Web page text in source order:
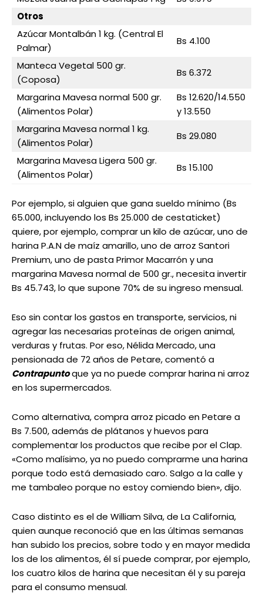
Otros
Azúcar Montalbán 1 kg. (Central El
Palmar)
Bs 4.100
Manteca Vegetal 500 gr.
(Coposa)
Bs 6.372
Margarina Mavesa normal 500 gr.
(Alimentos Polar)
Bs 12.620/14.550
y 13.550
Margarina Mavesa normal 1 kg.
(Alimentos Polar)
Bs 29.080
Margarina Mavesa Ligera 500 gr.
(Alimentos Polar)
Bs 15.100
Por ejemplo, si alguien que gana sueldo mínimo (Bs
65.000, incluyendo los Bs 25.000 de cestaticket)
quiere, por ejemplo, comprar un kilo de azúcar, uno de
harina P.A.N de maíz amarillo, uno de arroz Santori
Premium, uno de pasta Primor Macarrón y una
margarina Mavesa normal de 500 gr., necesita invertir
Bs 45.743, lo que supone 70% de su ingreso mensual.
Eso sin contar los gastos en transporte, servicios, ni
agregar las necesarias proteínas de origen animal,
verduras y frutas. Por eso, Nélida Mercado, una
pensionada de 72 años de Petare, comentó a
Contrapuntoque ya no puede comprar harina ni arroz
en los supermercados.
Como alternativa, compra arroz picado en Petare a
Bs 7.500, además de plátanos y huevos para
complementar los productos que recibe por el Clap.
«Como malísimo, ya no puedo comprarme una harina
porque todo está demasiado caro. Salgo a la calle y
me tambaleo porque no estoy comiendo bien», dijo.
Caso distinto es el de William Silva, de La California,
quien aunque reconoció que en las últimas semanas
han subido los precios, sobre todo y en mayor medida
los de los alimentos, él sí puede comprar, por ejemplo,
los cuatro kilos de harina que necesitan él y su pareja
para el consumo mensual.